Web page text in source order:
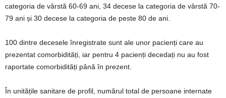
categoria de vârstă 60-69 ani, 34 decese la categoria de vârstă 70-
79 ani și 30 decese la categoria de peste 80 de ani.
100 dintre decesele înregistrate sunt ale unor pacienți care au
prezentat comorbidități, iar pentru 4 pacienți decedați nu au fost
raportate comorbidități până în prezent.
În unitățile sanitare de profil, numărul total de persoane internate